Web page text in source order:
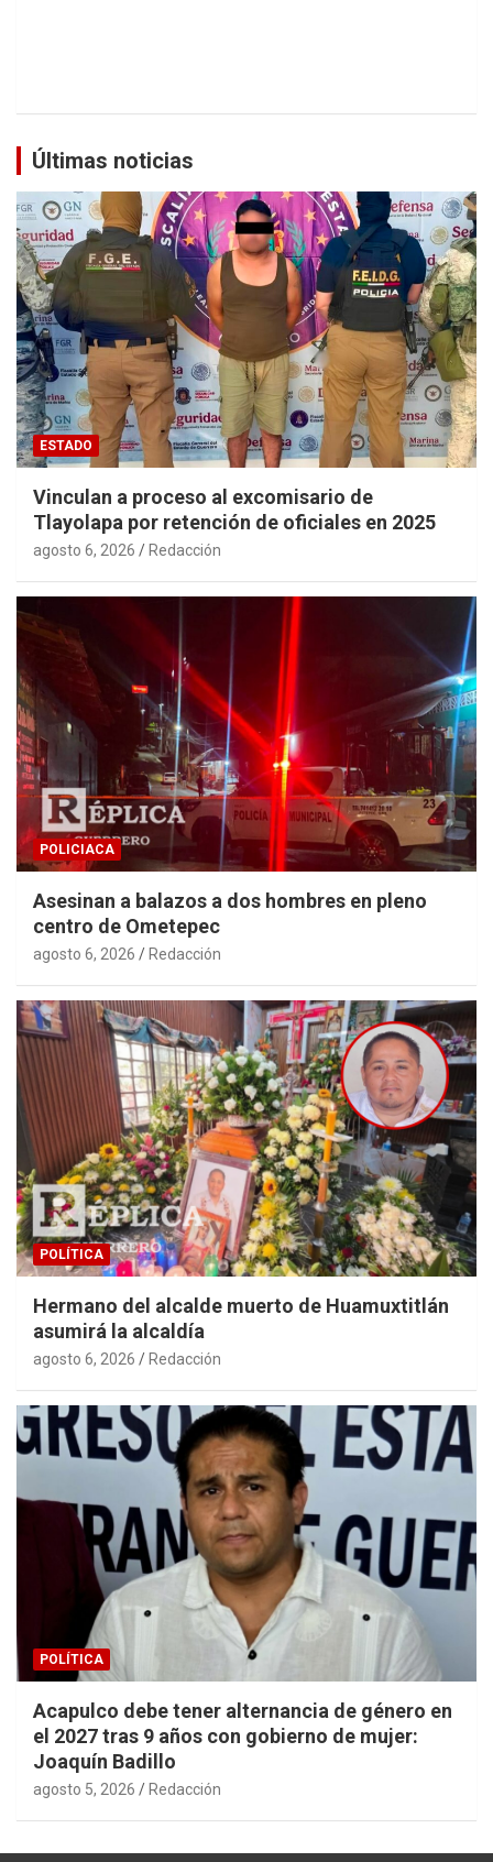
Últimas noticias
ESTADO
Vinculan a proceso al excomisario de
Tlayolapa por retención de oficiales en 2025
agosto 6, 2026 Redacción
POLICIACA
Asesinan a balazos a dos hombres en pleno
centro de Ometepec
agosto 6, 2026 Redacción
POLÍTICA
Hermano del alcalde muerto de Huamuxtitlán
asumirá la alcaldía
agosto 6, 2026 Redacción
POLÍTICA
Acapulco debe tener alternancia de género en
el 2027 tras 9 años con gobierno de mujer:
Joaquín Badillo
agosto 5, 2026 Redacción